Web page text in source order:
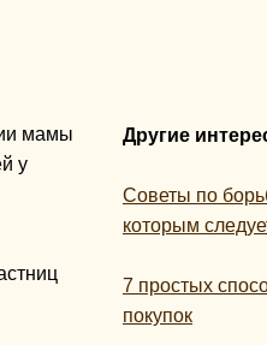
мамы
у
Другие
Советы по
которым
7 простых
покупок